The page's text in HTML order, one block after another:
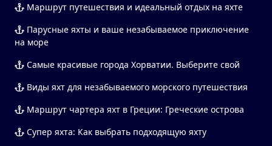
Маршрут путешествия и идеальный отдых на яхте
Парусные яхты и ваше незабываемое приключение
на море
Самые красивые города Хорватии. Выберите свой
Виды яхт для незабываемого морского путешествия
Маршрут чартера яхт в Греции: Греческие острова
Супер яхта: Как выбрать подходящую яхту